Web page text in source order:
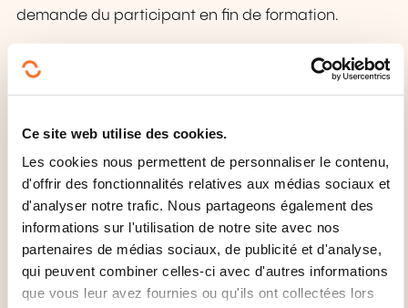
Ce site web utilise des cookies.
Les cookies nous permettent de personnaliser le contenu,
d'offrir des fonctionnalités relatives aux médias sociaux et
d'analyser notre trafic. Nous partageons également des
informations sur l'utilisation de notre site avec nos
partenaires de médias sociaux, de publicité et d'analyse,
qui peuvent combiner celles-ci avec d'autres informations
que vous leur avez fournies ou qu'ils ont collectées lors
demande du participant en fin de formation.
QUEL SUPPORT DE COURS EST
FOURNI ?
Un support de cours est fourni.